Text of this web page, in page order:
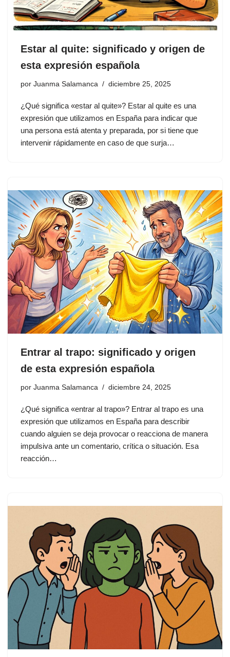
Estar al quite: significado y origen de
esta expresión española
por Juanma Salamanca diciembre 25, 2025
¿Qué significa «estar al quite»? Estar al quite es una
expresión que utilizamos en España para indicar que
una persona está atenta y preparada, por si tiene que
intervenir rápidamente en caso de que surja…
Entrar al trapo: significado y origen
de esta expresión española
por Juanma Salamanca diciembre 24, 2025
¿Qué significa «entrar al trapo»? Entrar al trapo es una
expresión que utilizamos en España para describir
cuando alguien se deja provocar o reacciona de manera
impulsiva ante un comentario, crítica o situación. Esa
reacción…